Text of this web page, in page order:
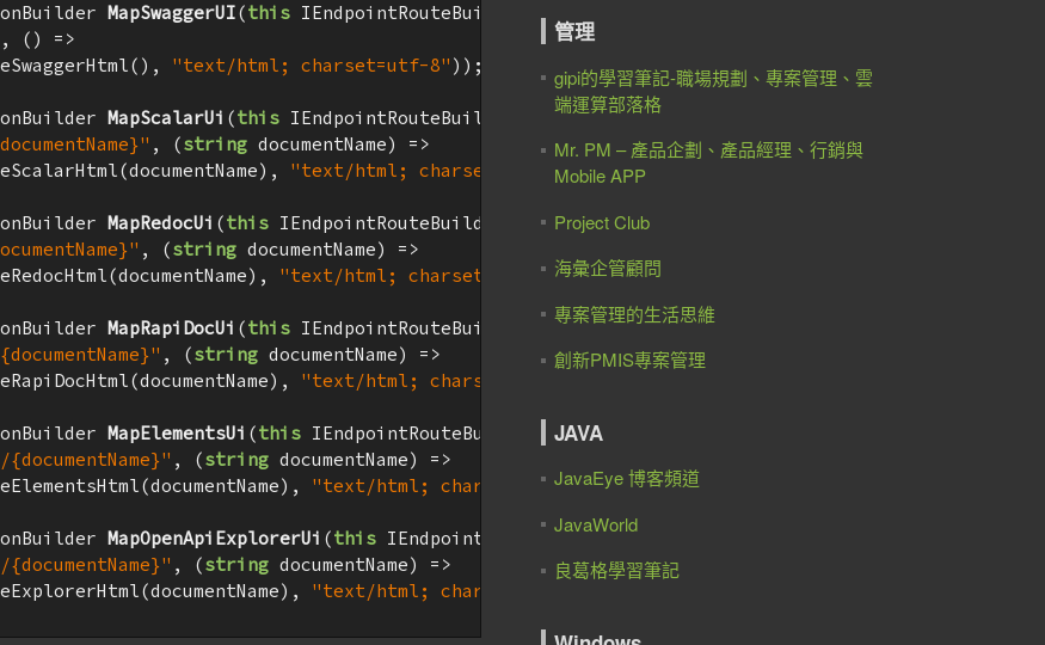
MapSwaggerUI(this IEndpointRouteBuilder endpoints
, () =>
"text/html; charset=utf-8" ));
MapScalarUi (this IEndpointRouteBuilder endpoints) =>
, (string documentName) =>
"text/html; charset=utf-8"));
MapRedocUi (this IEndpointRouteBuilder endpoints ) =>
, (string documentName) =>
"text/html; charset=utf-8"));
MapRapiDocUi (this IEndpointRouteBuilder endpoints) =>
, (string documentName) =>
"text/html; charset=utf-8"
MapElementsUi (this IEndpointRouteBuilder endpoints
, (string documentName) =>
"text/html; charset=utf-8"));
MapOpenApiExplorerUi (this IEndpointRouteBuilder endpoints
, (string documentName) =>
"text/html; charset=utf-8"
管理
gipi的學習筆記-職場規劃、專案管理、雲
端運算部落格
Mr. PM – 產品企劃、產品經理、行銷與
Mobile APP
Project Club
海彙企管顧問
專案管理的生活思維
創新PMIS專案管理
JAVA
JavaEye 博客頻道
JavaWorld
良葛格學習筆記